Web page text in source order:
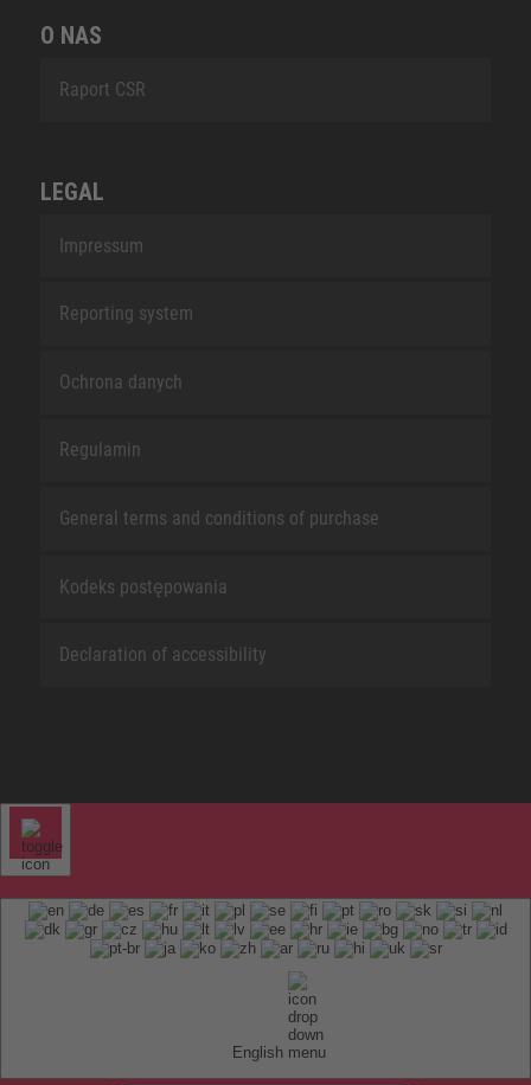
O NAS
Raport CSR
LEGAL
Impressum
Reporting system
Ochrona danych
Regulamin
General terms and conditions of purchase
Kodeks postępowania
Declaration of accessibility
English